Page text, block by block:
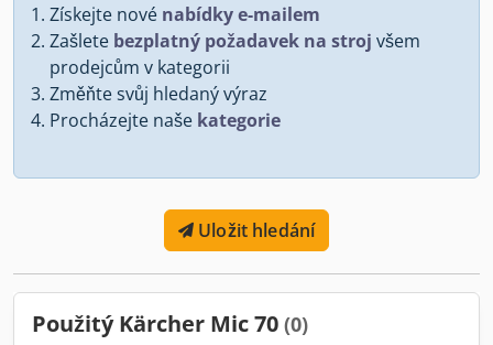
Získejte nové nabídky e-mailem
Zašlete bezplatný požadavek na stroj všem
prodejcům v kategorii
Změňte svůj hledaný výraz
Procházejte naše kategorie
Uložit hledání
Použitý Kärcher Mic 70 (0)